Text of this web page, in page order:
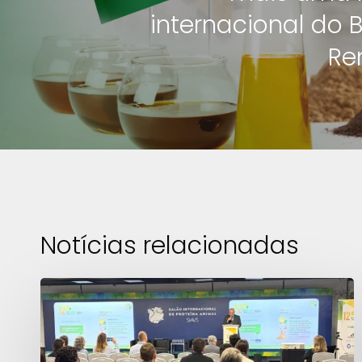
internacional do
Notícias relacionadas
12º
Diálogo
Técnico